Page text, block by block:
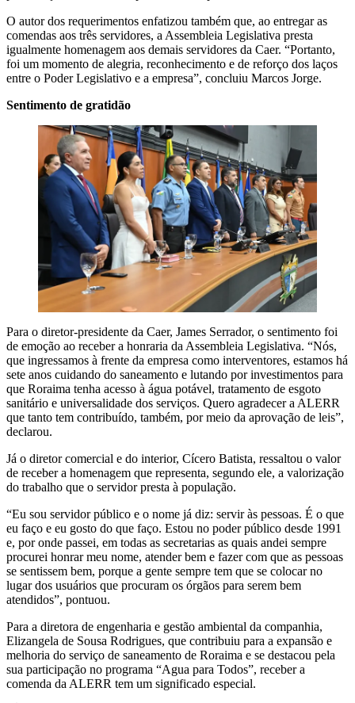
O autor dos requerimentos enfatizou também que, ao entregar as
comendas aos três servidores, a Assembleia Legislativa presta
igualmente homenagem aos demais servidores da Caer. “Portanto,
foi um momento de alegria, reconhecimento e de reforço dos laços
entre o Poder Legislativo e a empresa”, concluiu Marcos Jorge.
Sentimento de gratidão
Para o diretor-presidente da Caer, James Serrador, o sentimento foi
de emoção ao receber a honraria da Assembleia Legislativa. “Nós,
que ingressamos à frente da empresa como interventores, estamos há
sete anos cuidando do saneamento e lutando por investimentos para
que Roraima tenha acesso à água potável, tratamento de esgoto
sanitário e universalidade dos serviços. Quero agradecer a ALERR
que tanto tem contribuído, também, por meio da aprovação de leis”,
declarou.
Já o diretor comercial e do interior, Cícero Batista, ressaltou o valor
de receber a homenagem que representa, segundo ele, a valorização
do trabalho que o servidor presta à população.
“Eu sou servidor público e o nome já diz: servir às pessoas. É o que
eu faço e eu gosto do que faço. Estou no poder público desde 1991
e, por onde passei, em todas as secretarias as quais andei sempre
procurei honrar meu nome, atender bem e fazer com que as pessoas
se sentissem bem, porque a gente sempre tem que se colocar no
lugar dos usuários que procuram os órgãos para serem bem
atendidos”, pontuou.
Para a diretora de engenharia e gestão ambiental da companhia,
Elizangela de Sousa Rodrigues, que contribuiu para a expansão e
melhoria do serviço de saneamento de Roraima e se destacou pela
sua participação no programa “Agua para Todos”, receber a
comenda da ALERR tem um significado especial.